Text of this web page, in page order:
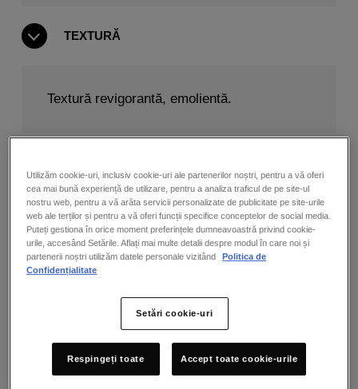
TEXTURĂ
Textură revigorantă, emolientă.
Mod de utilizare:
Pasul 1:Aplicați dimineața și seara pe tenul
curățat.
Pasul 2:
COMPOZIȚIE
Utilizăm cookie-uri, inclusiv cookie-uri ale partenerilor noștri, pentru a vă oferi
cea mai bună experiență de utilizare, pentru a analiza traficul de pe site-ul
nostru web, pentru a vă arăta servicii personalizate de publicitate pe site-urile
web ale terților și pentru a vă oferi funcții specifice conceptelor de social media.
Puteți gestiona în orice moment preferințele dumneavoastră privind cookie-
urile, accesând Setările. Aflați mai multe detalii despre modul în care noi și
partenerii noștri utilizăm datele personale vizitând
Politica de
Confidențialitate
Setări cookie-uri
Respingeți toate Accept toate cookie-urile